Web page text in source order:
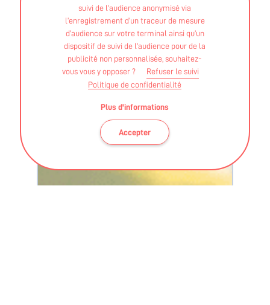
suivi de l’audience anonymisé via
l’enregistrement d’un traceur de mesure
d’audience sur votre terminal ainsi qu’un
dispositif de suivi de l’audience pour de la
publicité non personnalisée, souhaitez-
vous vous y opposer ?
Refuser le suivi
Politique de confidentialité
Plus d'informations
Accepter